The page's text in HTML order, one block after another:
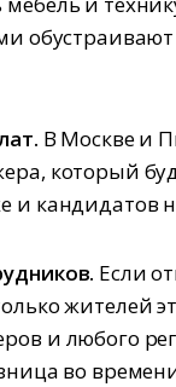
В Москве и
который
и кандидатов
Если
жителей
и любого
во